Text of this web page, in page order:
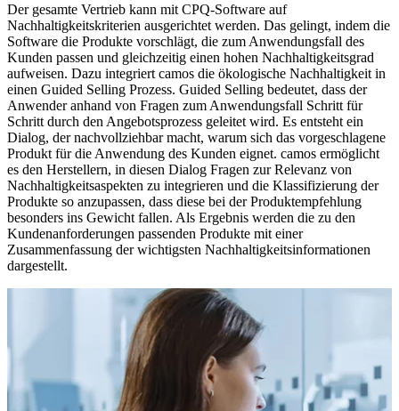
Der gesamte Vertrieb kann mit CPQ-Software auf
Nachhaltigkeitskriterien ausgerichtet werden. Das gelingt, indem die
Software die Produkte vorschlägt, die zum Anwendungsfall des
Kunden passen und gleichzeitig einen hohen Nachhaltigkeitsgrad
aufweisen. Dazu integriert camos die ökologische Nachhaltigkeit in
einen Guided Selling Prozess. Guided Selling bedeutet, dass der
Anwender anhand von Fragen zum Anwendungsfall Schritt für
Schritt durch den Angebotsprozess geleitet wird. Es entsteht ein
Dialog, der nachvollziehbar macht, warum sich das vorgeschlagene
Produkt für die Anwendung des Kunden eignet. camos ermöglicht
es den Herstellern, in diesen Dialog Fragen zur Relevanz von
Nachhaltigkeitsaspekten zu integrieren und die Klassifizierung der
Produkte so anzupassen, dass diese bei der Produktempfehlung
besonders ins Gewicht fallen. Als Ergebnis werden die zu den
Kundenanforderungen passenden Produkte mit einer
Zusammenfassung der wichtigsten Nachhaltigkeitsinformationen
dargestellt.